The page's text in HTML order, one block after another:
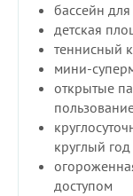
бассейн
детская
теннисный
мини-
открытые
круглый год
доступом